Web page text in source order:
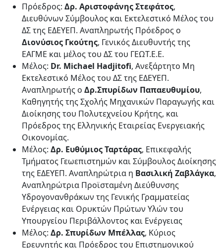
Πρόεδρος: Δρ. Αριστοφάνης Στεφάτος,
Διευθύνων Σύμβουλος και Εκτελεστικό Μέλος του
ΔΣ της ΕΔΕΥΕΠ. Αναπληρωτής Πρόεδρος ο
Διονύσιος Γκούτης, Γενικός Διευθυντής της
ΕΑΓΜΕ και μέλος του ΔΣ του ΓΕΩΤ.Ε.Ε.
Μέλος: Dr. Michael Hadjitofi, Ανεξάρτητο Μη
Εκτελεστικό Μέλος του ΔΣ της ΕΔΕΥΕΠ.
Αναπληρωτής ο Δρ.Σπυρίδων Παπαευθυμίου,
Καθηγητής της Σχολής Μηχανικών Παραγωγής και
Διοίκησης του Πολυτεχνείου Κρήτης, και
Πρόεδρος της Ελληνικής Εταιρείας Ενεργειακής
Οικονομίας.
Μέλος: Δρ. Ευθύμιος Ταρτάρας, Επικεφαλής
Τμήματος Γεωεπιστημών και Σύμβουλος Διοίκησης
της ΕΔΕΥΕΠ. Αναπληρώτρια η Βασιλική Ζαβλάγκα,
Αναπληρώτρια Προϊσταμένη Διεύθυνσης
Υδρογονανθράκων της Γενικής Γραμματείας
Ενέργειας και Ορυκτών Πρώτων Υλών του
Υπουργείου Περιβάλλοντος και Ενέργειας
Μέλος: Δρ. Σπυρίδων Μπέλλας, Κύριος
Ερευνητής και Πρόεδρος του Επιστημονικού